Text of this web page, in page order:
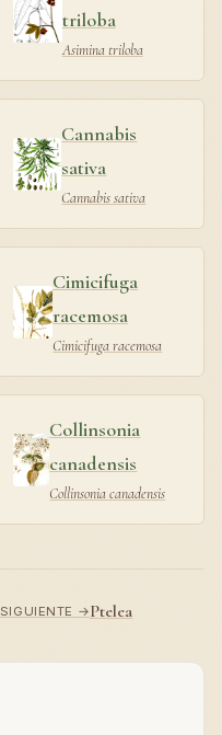
triloba
Asimina triloba
Cannabis
sativa
Cannabis sativa
Cimicifuga
racemosa
Cimicifuga racemosa
Collinsonia
canadensis
Collinsonia canadensis
SIGUIENTE →Ptelea